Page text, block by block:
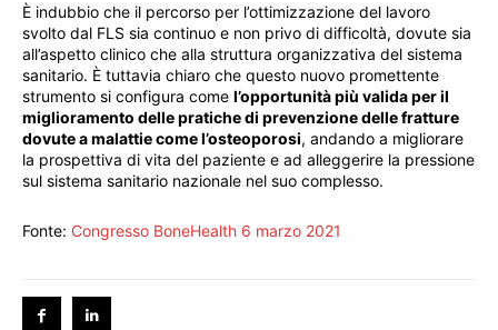
È indubbio che il percorso per l’ottimizzazione del lavoro
svolto dal FLS sia continuo e non privo di difficoltà, dovute sia
all’aspetto clinico che alla struttura organizzativa del sistema
sanitario. È tuttavia chiaro che questo nuovo promettente
strumento si configura come l’opportunità più valida per il
miglioramento delle pratiche di prevenzione delle fratture
dovute a malattie come l’osteoporosi, andando a migliorare
la prospettiva di vita del paziente e ad alleggerire la pressione
sul sistema sanitario nazionale nel suo complesso.
Fonte: Congresso BoneHealth 6 marzo 2021